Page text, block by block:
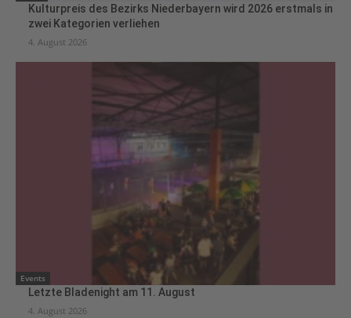
Kulturpreis des Bezirks Niederbayern wird 2026 erstmals in
zwei Kategorien verliehen
4. August 2026
Events
Letzte Bladenight am 11. August
4. August 2026